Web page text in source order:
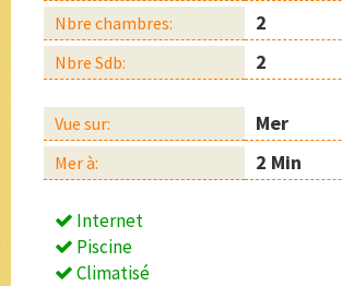
Nbre chambres: 2
Nbre Sdb: 2
Vue sur: Mer
Mer à: 2 Min
Internet
Piscine
Climatisé